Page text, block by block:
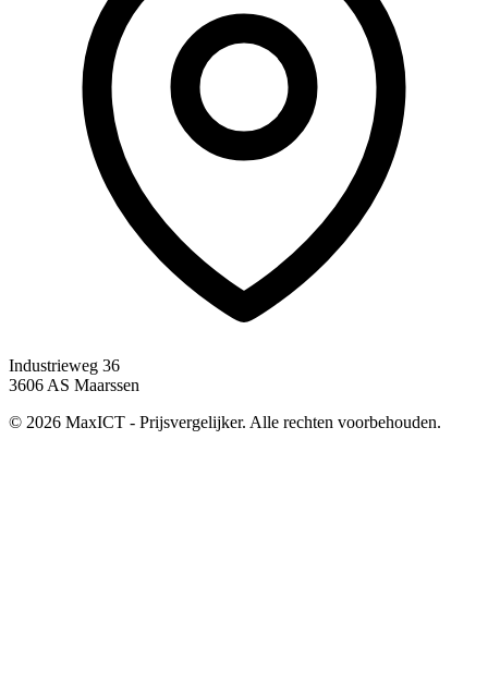
Industrieweg 36
3606 AS Maarssen
© 2026 MaxICT - Prijsvergelijker. Alle rechten voorbehouden.